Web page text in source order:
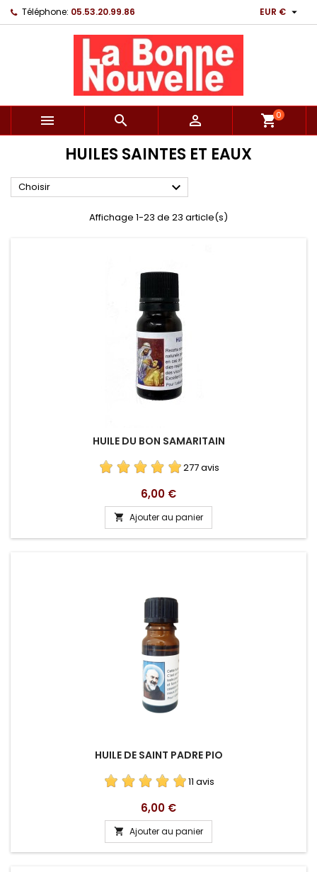
Téléphone: 05.53.20.99.86 EUR € 
   shopping_cart0
HUILES SAINTES ET EAUX
Choisir 
Affichage 1-23 de 23 article(s)
HUILE DU BON SAMARITAIN
277 avis
Prix
6,00 €
 Ajouter au panier
HUILE DE SAINT PADRE PIO
11 avis
Prix
6,00 €
 Ajouter au panier